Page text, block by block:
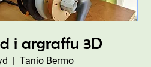
i argraffu 3D
  |
Tanio Bermo